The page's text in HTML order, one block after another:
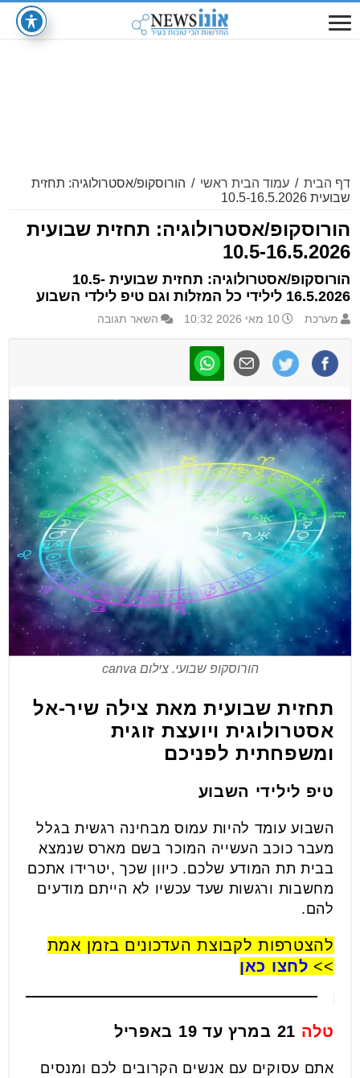
דף הבית / עמוד הבית ראשי / הורוסקופ/אסטרולוגיה: תחזית
שבועית 10.5-16.5.2026
הורוסקופ/אסטרולוגיה: תחזית שבועית
10.5-16.5.2026
הורוסקופ/אסטרולוגיה: תחזית שבועית 10.5-
16.5.2026 לילידי כל המזלות וגם טיפ לילדי השבוע
מערכת 10 מאי 2026 10:32 השאר תגובה
הורוסקופ שבועי. צילום canva
תחזית שבועית מאת צילה שיר-אל
אסטרולוגית ויועצת זוגית
ומשפחתית לפניכם
טיפ לילידי השבוע
השבוע עומד להיות עמוס מבחינה רגשית בגלל
מעבר כוכב העשייה המוכר בשם מארס שנמצא
בבית תת המודע שלכם. כיוון שכך ,יטרידו אתכם
מחשבות ורגשות שעד עכשיו לא הייתם מודעים
להם.
להצטרפות לקבוצת העדכונים בזמן אמת
>> לחצו כאן
טלה
אתם עסוקים עם אנשים הקרובים לכם ומנסים